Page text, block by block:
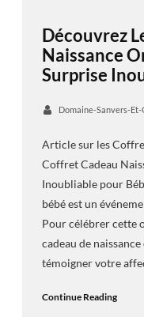
Découvrez
Naissance
Surprise
Domaine-Sanvers-
Article sur les
Coffret Cadeau
Inoubliable pour
bébé est un
Pour célébrer cette
cadeau de
témoigner votre
Continue Reading